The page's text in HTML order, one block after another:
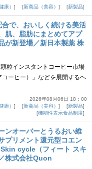
康） 新商品（美容） 新製品
で、おいしく続ける美活
肌、脂肪にまとめてアプ
が新登場／新日本製薬 株
粒インスタントコーヒー市場
ーヒー）」などを展開するヘ
2026年08月06日 18：00
康） 新商品（美容）
新製品
機能性表示食品制度
ンオーバーとうるおい維
プリメント還元型コエン
cycle（フィート スキ
株式会社Quon